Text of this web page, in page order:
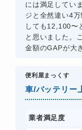
には満足してい
ジと全然違い4
しても12,100〜
と思いました。
金額のGAPが大
​便利屋まっくす
車/バッテリー
業者満足度